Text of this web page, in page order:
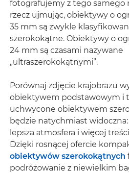
fotografujemy z tego samego
rzecz ujmując, obiektywy o
35 mm są zwykle
szerokokątne. Obiektywy o
24 mm są czasami nazywane
„ultraszerokokątnymi”.
Porównaj zdjęcie krajobrazu
obiektywem podstawowym i
uchwycone obiektywem
będzie natychmiast widoczna:
lepsza atmosfera i więcej
Dzięki rosnącej ofercie
obiektywów szerokokątnych
podróżowanie z niewielkim